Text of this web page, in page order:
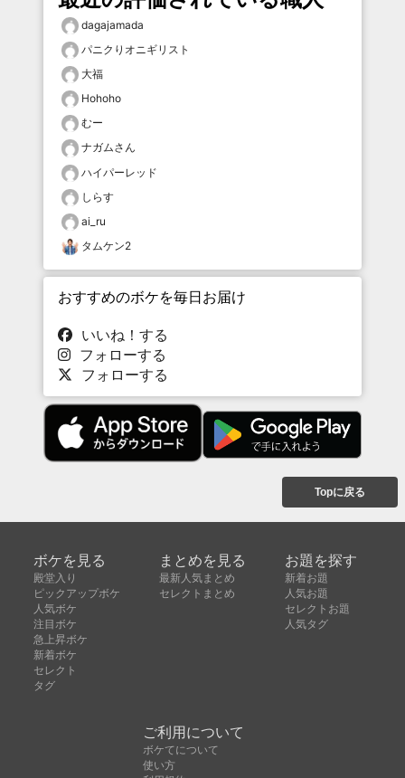
dagajamada
パニクりオニギリスト
大福
Hohoho
むー
ナガムさん
ハイパーレッド
しらす
ai_ru
タムケン2
おすすめのボケを毎日お届け
いいね！する
フォローする
フォローする
Topに戻る
ボケを見る
殿堂入り
ピックアップボケ
人気ボケ
注目ボケ
急上昇ボケ
新着ボケ
セレクト
タグ
まとめを見る
最新人気まとめ
セレクトまとめ
お題を探す
新着お題
人気お題
セレクトお題
人気タグ
ご利用について
ボケてについて
使い方